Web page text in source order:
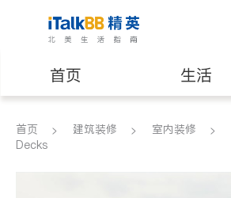
首页 生活
医生 律师
首页 建筑装修 室内装修
Decks